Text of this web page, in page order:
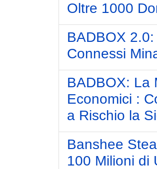
Oltre 1000
BADBOX
Connessi
BADBOX: La
Economici :
a Rischio la
Banshee
100 Milioni di